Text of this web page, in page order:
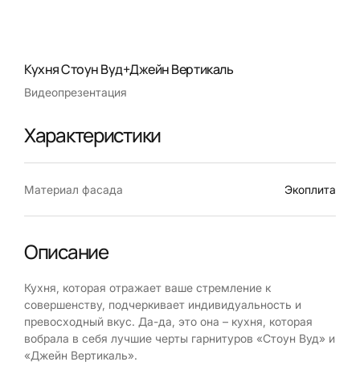
Кухня Стоун Вуд+Джейн Вертикаль
Видеопрезентация
Характеристики
Материал фасада Экоплита
Описание
Кухня, которая отражает ваше стремление к
совершенству, подчеркивает индивидуальность и
превосходный вкус. Да-да, это она – кухня, которая
вобрала в себя лучшие черты гарнитуров «Стоун Вуд» и
«Джейн Вертикаль».